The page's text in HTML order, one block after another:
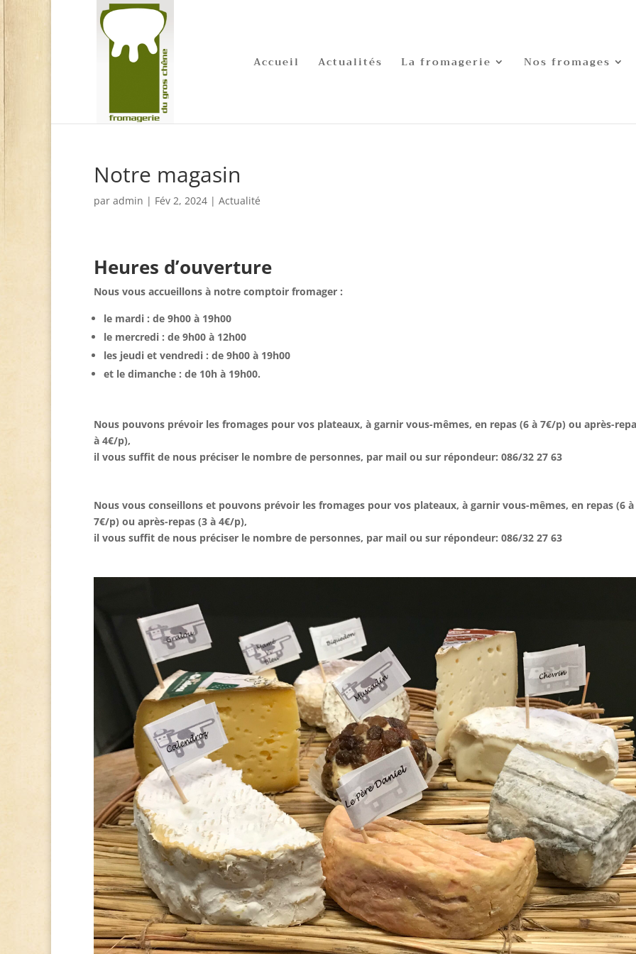
Accueil Actualités La fromagerie Nos fromages
Notre magasin
par admin | Fév 2, 2024 | Actualité
Heures d’ouverture
Nous vous accueillons à notre comptoir fromager :
le mardi : de 9h00 à 19h00
le mercredi : de 9h00 à 12h00
les jeudi et vendredi : de 9h00 à 19h00
et le dimanche : de 10h à 19h00.
Nous pouvons prévoir les fromages pour vos plateaux, à garnir vous-mêmes, en repas (6 à 7€/p) ou après-
à 4€/p),
il vous suffit de nous préciser le nombre de personnes, par mail ou sur répondeur: 086/32 27 63
Nous vous conseillons et pouvons prévoir les fromages pour vos plateaux, à garnir vous-mêmes, en repas (6 à
7€/p) ou après-repas (3 à 4€/p),
il vous suffit de nous préciser le nombre de personnes, par mail ou sur répondeur: 086/32 27 63